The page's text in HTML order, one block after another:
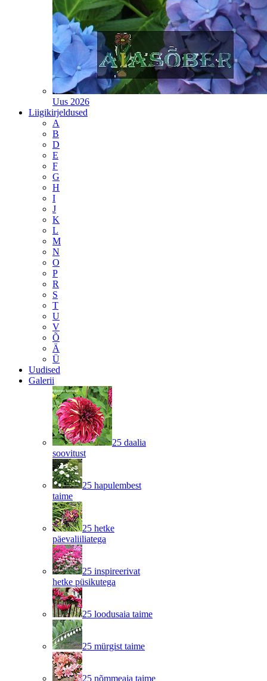
Uus 2026
Liigikirjeldused
A
B
D
E
F
G
H
I
J
K
L
M
N
O
P
R
S
T
U
V
Õ
Ä
Ü
Uudised
Galerii
25 daalia
soovitust
25 hapulembest
taime
25 hetke
päevaliiliatega
25 inspireerivat
hetke püsikutega
25 loodusaia taime
25 mürgist taime
25 nõmmeaia taime